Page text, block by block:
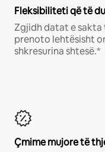
Fleksibiliteti që të
Zgjidh datat e
prenoto lehtësisht
shkresurina shtesë.*
Çmime mujore të